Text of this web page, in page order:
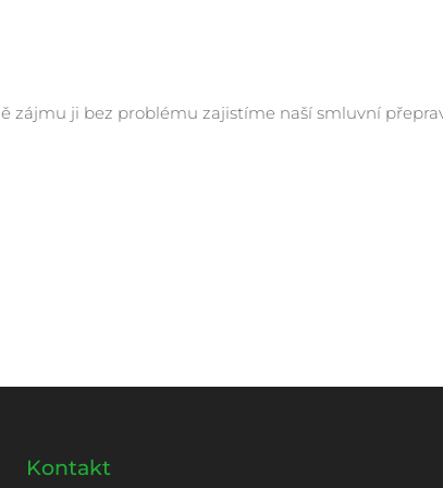
zájmu ji bez problému zajistíme naší smluvní
Kontakt